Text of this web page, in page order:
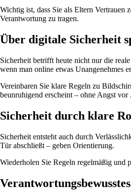
Wichtig ist, dass Sie als Eltern Vertrauen
Verantwortung zu tragen.
Über digitale Sicherheit
Sicherheit betrifft heute nicht nur die
wenn man online etwas Unangenehmes
Vereinbaren Sie klare Regeln zu
beunruhigend erscheint – ohne Angst vor
Sicherheit durch klare
Sicherheit entsteht auch durch
Tür abschließt – geben Orientierung.
Wiederholen Sie Regeln regelmäßig und